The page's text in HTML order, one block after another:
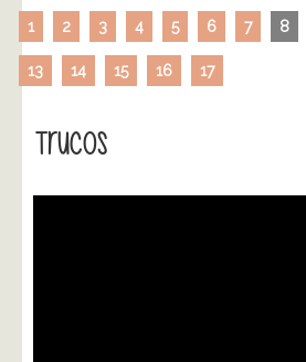
1 2 3 4 5 6 7 8
13 14 15 16 17
Trucos